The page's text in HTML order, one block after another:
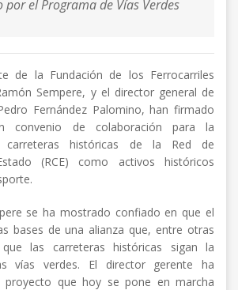
por el Programa de Vías Verdes
de la Fundación de los Ferrocarriles
Sempere, y el director general de
Fernández Palomino, han firmado
convenio de colaboración para la
carreteras históricas de la Red de
(RCE) como activos históricos
se ha mostrado confiado en que el
bases de una alianza que, entre otras
las carreteras históricas sigan la
vías verdes. El director gerente ha
proyecto que hoy se pone en marcha